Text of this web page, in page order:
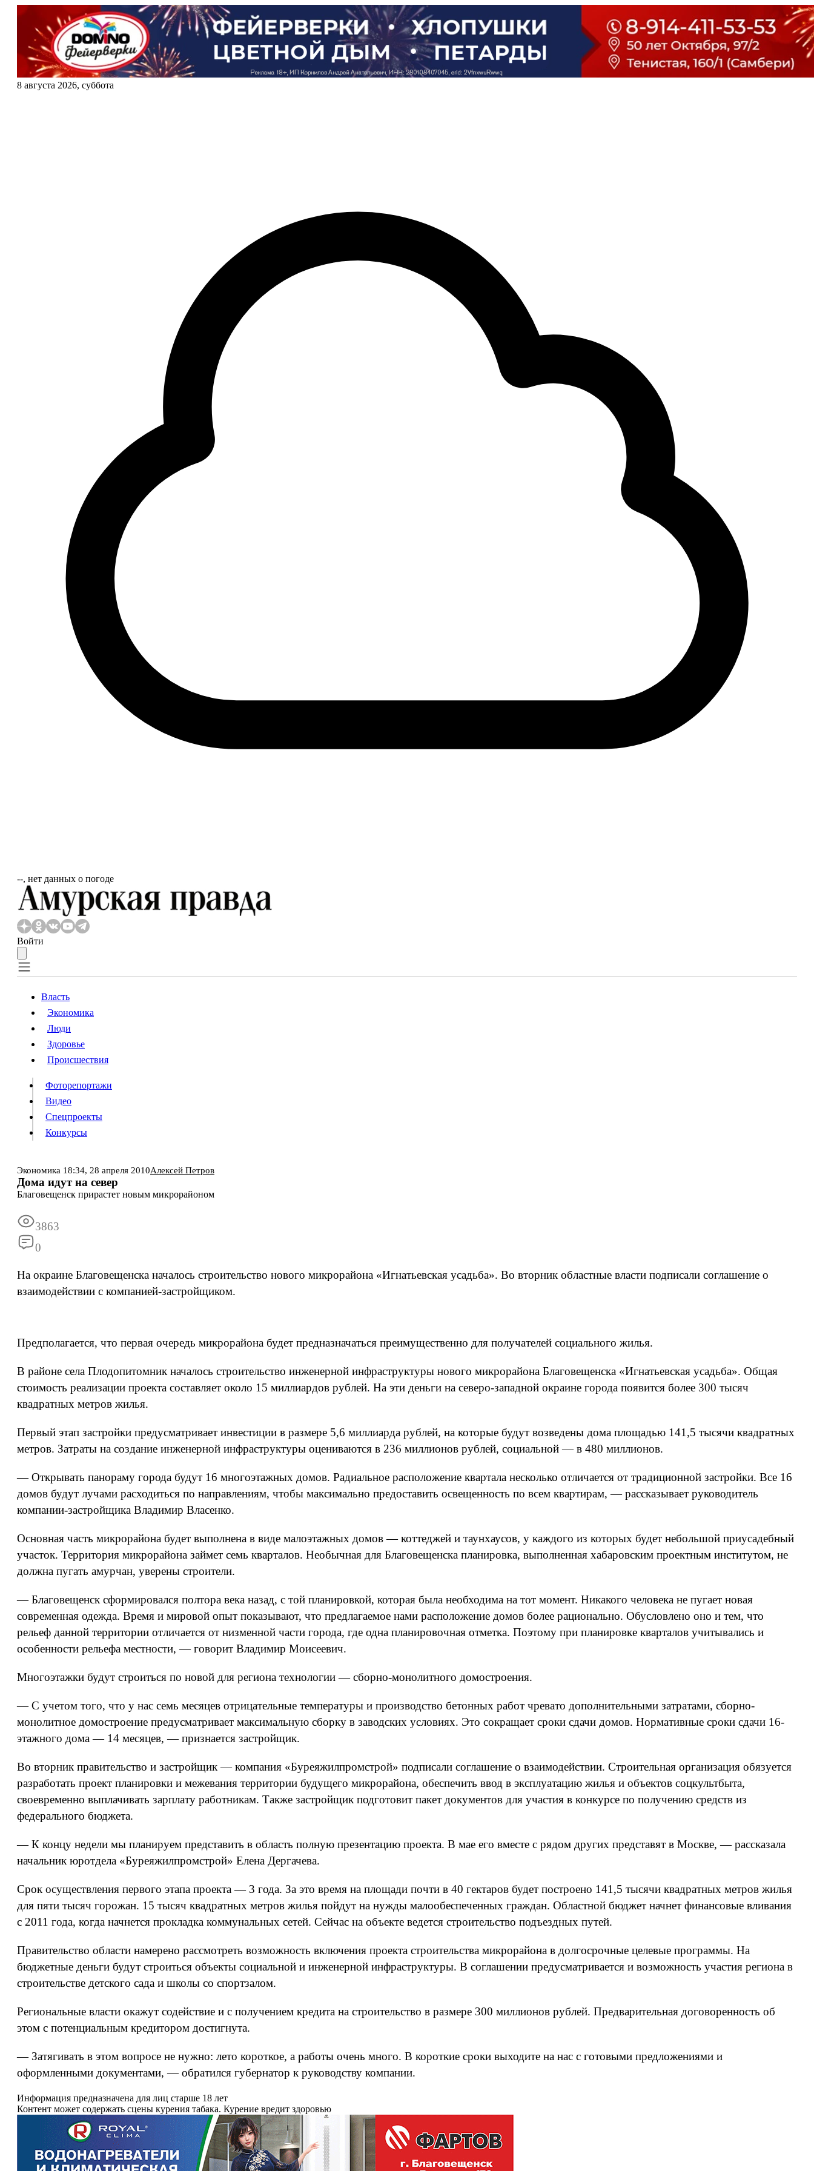
8 августа 2026, суббота
‐‐, нет данных о погоде
Войти
Власть
Происшествия
Видео
Конкурсы
Власть
Экономика
Люди
Здоровье
Происшествия
Фоторепортажи
Видео
Спецпроекты
Конкурсы
Экономика 18:34, 28 апреля 2010Алексей Петров
Дома идут на север
Благовещенск прирастет новым микрорайоном
3863
0
На окраине Благовещенска началось строительство нового микрорайона «Игнатьевская усадьба». Во вторник областные власти подписали соглашение о
взаимодействии с компанией-застройщиком.
Предполагается, что первая очередь микрорайона будет предназначаться преимущественно для получателей социального жилья.
В районе села Плодопитомник началось строительство инженерной инфраструктуры нового микрорайона Благовещенска «Игнатьевская усадьба». Общая
стоимость реализации проекта составляет около 15 миллиардов рублей. На эти деньги на северо-западной окраине города появится более 300 тысяч
квадратных метров жилья.
Первый этап застройки предусматривает инвестиции в размере 5,6 миллиарда рублей, на которые будут возведены дома площадью 141,5 тысячи квадратных
метров. Затраты на создание инженерной инфраструктуры оцениваются в 236 миллионов рублей, социальной — в 480 миллионов.
— Открывать панораму города будут 16 многоэтажных домов. Радиальное расположение квартала несколько отличается от традиционной застройки. Все 16
домов будут лучами расходиться по направлениям, чтобы максимально предоставить освещенность по всем квартирам, — рассказывает руководитель
компании-застройщика Владимир Власенко.
Основная часть микрорайона будет выполнена в виде малоэтажных домов — коттеджей и таунхаусов, у каждого из которых будет небольшой приусадебный
участок. Территория микрорайона займет семь кварталов. Необычная для Благовещенска планировка, выполненная хабаровским проектным институтом, не
должна пугать амурчан, уверены строители.
— Благовещенск сформировался полтора века назад, с той планировкой, которая была необходима на тот момент. Никакого человека не пугает новая
современная одежда. Время и мировой опыт показывают, что предлагаемое нами расположение домов более рационально. Обусловлено оно и тем, что
рельеф данной территории отличается от низменной части города, где одна планировочная отметка. Поэтому при планировке кварталов учитывались и
особенности рельефа местности, — говорит Владимир Моисеевич.
Многоэтажки будут строиться по новой для региона технологии — сборно-монолитного домостроения.
— С учетом того, что у нас семь месяцев отрицательные температуры и производство бетонных работ чревато дополнительными затратами, сборно-
монолитное домостроение предусматривает максимальную сборку в заводских условиях. Это сокращает сроки сдачи домов. Нормативные сроки сдачи 16-
этажного дома — 14 месяцев, — признается застройщик.
Во вторник правительство и застройщик — компания «Буреяжилпромстрой» подписали соглашение о взаимодействии. Строительная организация обязуется
разработать проект планировки и межевания территории будущего микрорайона, обеспечить ввод в эксплуатацию жилья и объектов соцкультбыта,
своевременно выплачивать зарплату работникам. Также застройщик подготовит пакет документов для участия в конкурсе по получению средств из
федерального бюджета.
— К концу недели мы планируем представить в область полную презентацию проекта. В мае его вместе с рядом других представят в Москве, — рассказала
начальник юротдела «Буреяжилпромстрой» Елена Дергачева.
Срок осуществления первого этапа проекта — 3 года. За это время на площади почти в 40 гектаров будет построено 141,5 тысячи квадратных метров жилья
для пяти тысяч горожан. 15 тысяч квадратных метров жилья пойдут на нужды малообеспеченных граждан. Областной бюджет начнет финансовые вливания
с 2011 года, когда начнется прокладка коммунальных сетей. Сейчас на объекте ведется строительство подъездных путей.
Правительство области намерено рассмотреть возможность включения проекта строительства микрорайона в долгосрочные целевые программы. На
бюджетные деньги будут строиться объекты социальной и инженерной инфраструктуры. В соглашении предусматривается и возможность участия региона в
строительстве детского сада и школы со спортзалом.
Региональные власти окажут содействие и с получением кредита на строительство в размере 300 миллионов рублей. Предварительная договоренность об
этом с потенциальным кредитором достигнута.
— Затягивать в этом вопросе не нужно: лето короткое, а работы очень много. В короткие сроки выходите на нас с готовыми предложениями и
оформленными документами, — обратился губернатор к руководству компании.
Информация предназначена для лиц старше 18 лет
Контент может содержать сцены курения табака. Курение вредит здоровью